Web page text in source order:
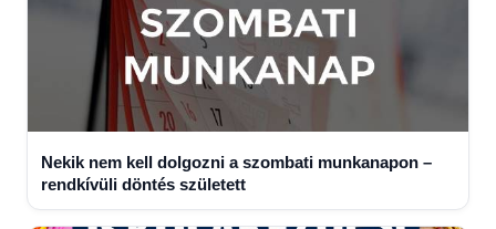
Nekik nem kell dolgozni a szombati munkanapon –
rendkívüli döntés született